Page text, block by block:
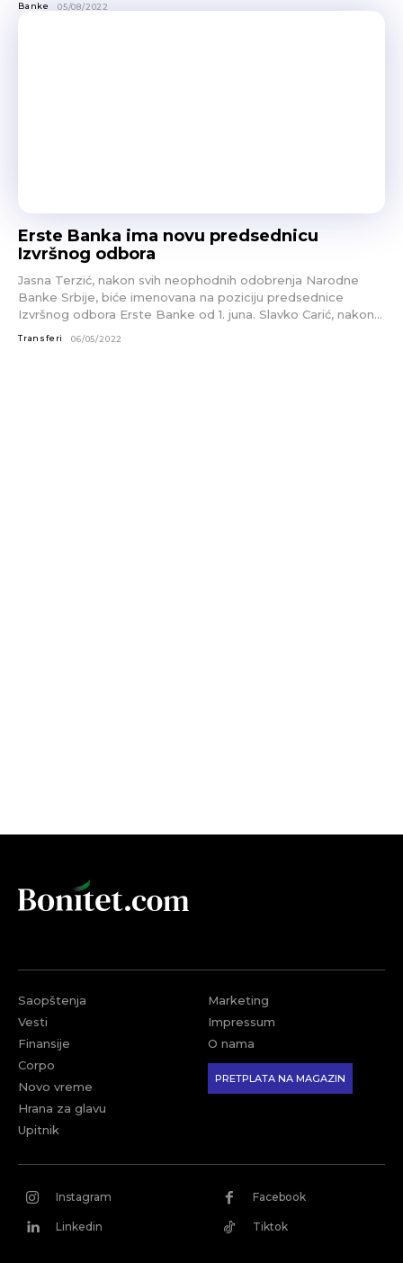
Banke 05/08/2022
Erste Banka ima novu predsednicu
Izvršnog odbora
Jasna Terzić, nakon svih neophodnih odobrenja Narodne
Banke Srbije, biće imenovana na poziciju predsednice
Izvršnog odbora Erste Banke od 1. juna. Slavko Carić, nakon...
Transferi 06/05/2022
Saopštenja
Vesti
Finansije
Corpo
Novo vreme
Hrana za glavu
Upitnik
Marketing
Impressum
O nama
PRETPLATA NA MAGAZIN
Instagram Facebook
Linkedin Tiktok